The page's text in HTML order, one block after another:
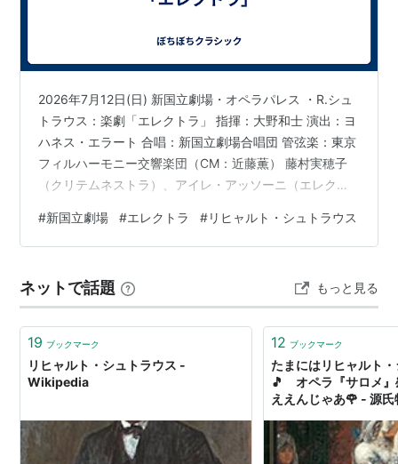
交響詩「ツァラトゥストラはこう語った」
交響詩「ドン・キホーテ」
交響詩「英雄の生涯」
メタモルフォーゼン
「影のない女」より交響的幻想曲
交響曲
家庭交響曲（Sinfonia domestica)
アルプス交響曲（Eine Alpensinfonie）
歌劇
《グントラム》Guntram (1894)
《フォイヤースノート
》Feuersnot (1901)
《サロメ》Salome (1905)
《
ばらの騎士》Der Rosenkavalier (1911)
ナクソス島のアリアドネ》 Ariadne auf Naxos
2026年7月12日(日) 新国立劇場・オペラパレス ・R.シュ
トラウス：楽劇「エレクトラ」 指揮：大野和士 演出：ヨ
ハネス・エラート 合唱：新国立劇場合唱団 管弦楽：東京
フィルハーモニー交響楽団（CM：近藤薫） 藤村実穂子
（クリテムネストラ）、アイレ・アッソーニ（エレクト
スト（工藤和真）、エギルス・シリンス（オレスト）他
先週末の東京行き、もう１つのお目当て公演がこちら。
その22年前の公演も劇場にて鑑賞していた。その時
は、”ほぼ知らない曲”として鑑賞したけど、今回は下記ア
イテムでしっかり予…
#新国立劇場 #エレクトラ #リヒャルト・シュトラウス
ネットで話題 もっと見る
19 ブックマーク
リヒャルト・シュトラウス -
Wikipedia
12 ブックマーク
たまにはリヒャルト
🎵 オペラ『サロメ
ええんじゃあ🌹 - 源